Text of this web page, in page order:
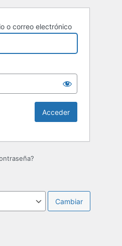
o correo electrónico